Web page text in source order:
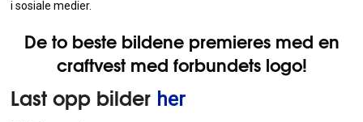
i sosiale medier.
De to beste bildene premieres med en
craftvest med forbundets logo!
Last opp bilder her